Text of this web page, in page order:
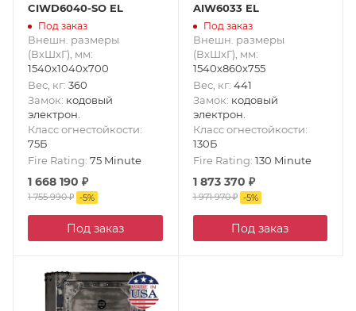
CIWD6040-SO EL
Под заказ
Внешн. размеры
(ВxШxГ), мм:
1540x1040x700
Вес, кг: 360
Замок: кодовый
электрон.
Класс огнестойкости:
75Б
Fire Rating: 75 Minute
1 668 190 ₽
1 755 990₽ -5%
Под заказ
AIW6033 EL
Под заказ
Внешн. размеры
(ВxШxГ), мм:
1540x860x755
Вес, кг: 441
Замок: кодовый
электрон.
Класс огнестойкости:
130Б
Fire Rating: 130 Minute
1 873 370 ₽
1 971 970₽ -5%
Под заказ